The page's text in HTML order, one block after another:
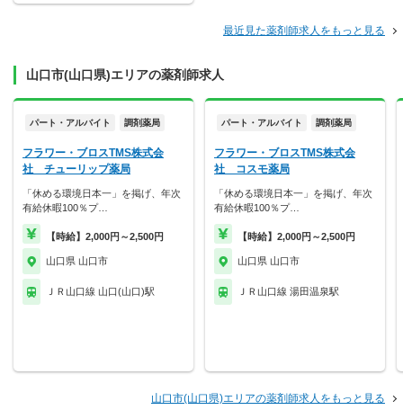
最近見た薬剤師求人をもっと見る
山口市(山口県)エリアの薬剤師求人
パート・アルバイト 調剤薬局
フラワー・ブロスTMS株式会
社 チューリップ薬局
「休める環境日本一」を掲げ、年次
有給休暇100％プ…
【時給】2,000円～2,500円
山口県 山口市
ＪＲ山口線 山口(山口)駅
パート・アルバイト 調剤薬局
フラワー・ブロスTMS株式会
社 コスモ薬局
「休める環境日本一」を掲げ、年次
有給休暇100％プ…
【時給】2,000円～2,500円
山口県 山口市
ＪＲ山口線 湯田温泉駅
山口市(山口県)エリアの薬剤師求人をもっと見る